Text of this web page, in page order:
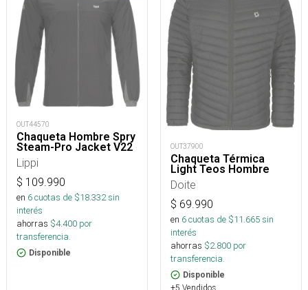
OUT44570
Chaqueta Hombre Spry
Steam-Pro Jacket V22
Lippi
$ 109.990
en 6cuotas de $18.332sin
interés
ahorras $4.400 por
transferencia.
Disponible
OUT37900
Chaqueta Térmica
Light Teos Hombre
Doite
$ 69.990
en 6cuotas de $11.665sin
interés
ahorras $2.800 por
transferencia.
Disponible
+5 Vendidos